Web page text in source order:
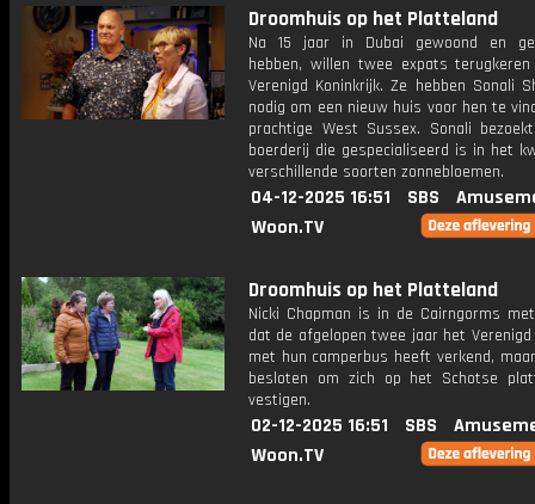
Droomhuis op het Platteland
Na 15 jaar in Dubai gewoond en
hebben, willen twee expats
Verenigd Koninkrijk. Ze hebben Sonali
nodig om een ​​nieuw huis voor hen te
prachtige West Sussex. Sonali
boerderij die gespecialiseerd is in het
verschillende soorten zonnebloemen.
04-12-2025 16:51 SBS
Woon.TV
Droomhuis op het Platteland
Nicki Chapman is in de Cairngorms
dat de afgelopen twee jaar het Verenigd
met hun camperbus heeft verkend,
besloten om zich op het Schotse
vestigen.
02-12-2025 16:51 SBS
Woon.TV